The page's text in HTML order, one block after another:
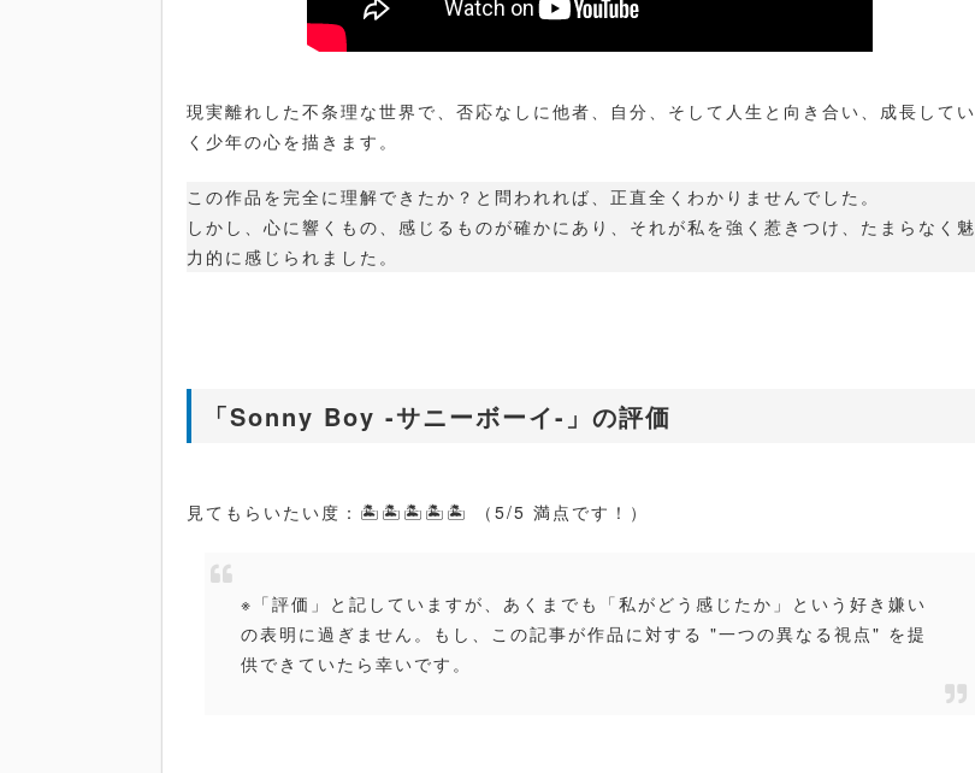
現実離れした不条理な世界で、否応なしに他者、自分、そして人生と向き合い、成長してい
く少年の心を描きます。
この作品を完全に理解できたか？と問われれば、正直全くわかりませんでした。
しかし、心に響くもの、感じるものが確かにあり、それが私を強く惹きつけ、たまらなく魅
力的に感じられました。
「Sonny Boy -サニーボーイ-」の評価
見てもらいたい度：🏝️🏝️🏝️🏝️🏝️ （5/5 満点です！）
※「評価」と記していますが、あくまでも「私がどう感じたか」という好き嫌い
の表明に過ぎません。もし、この記事が作品に対する "一つの異なる視点" を提
供できていたら幸いです。